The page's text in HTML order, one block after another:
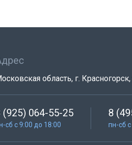
область, г.
(925) 064-55-25
сб с 9:00 до 18:00
8
пн-сб